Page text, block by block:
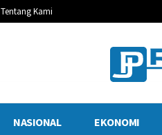
Tentang Kami
NASIONAL EKONOMI